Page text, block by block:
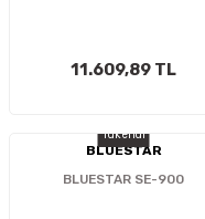
11.609,89 TL
Tükendi
BLUESTAR
BLUESTAR SE-900